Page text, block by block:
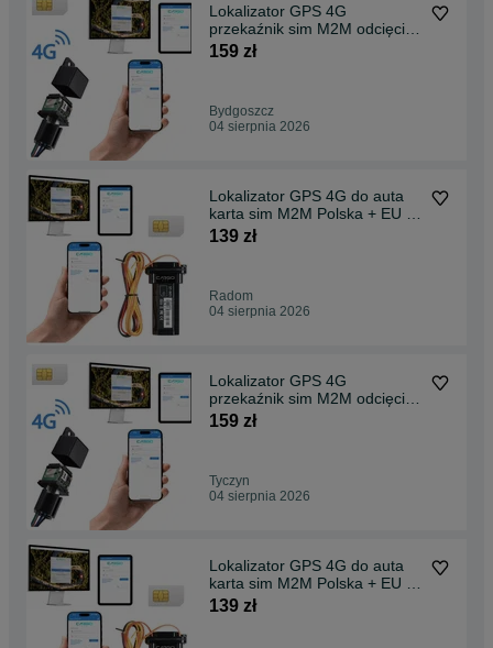
Lokalizator GPS 4G
przekaźnik sim M2M odcięcie
paliwa EU Świat
159 zł
Bydgoszcz
04 sierpnia 2026
Lokalizator GPS 4G do auta
karta sim M2M Polska + EU +
Świat
139 zł
Radom
04 sierpnia 2026
Lokalizator GPS 4G
przekaźnik sim M2M odcięcie
paliwa EU Świat
159 zł
Tyczyn
04 sierpnia 2026
Lokalizator GPS 4G do auta
karta sim M2M Polska + EU +
Świat
139 zł